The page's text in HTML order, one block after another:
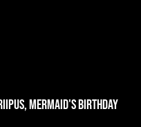
Mermaid's birthday